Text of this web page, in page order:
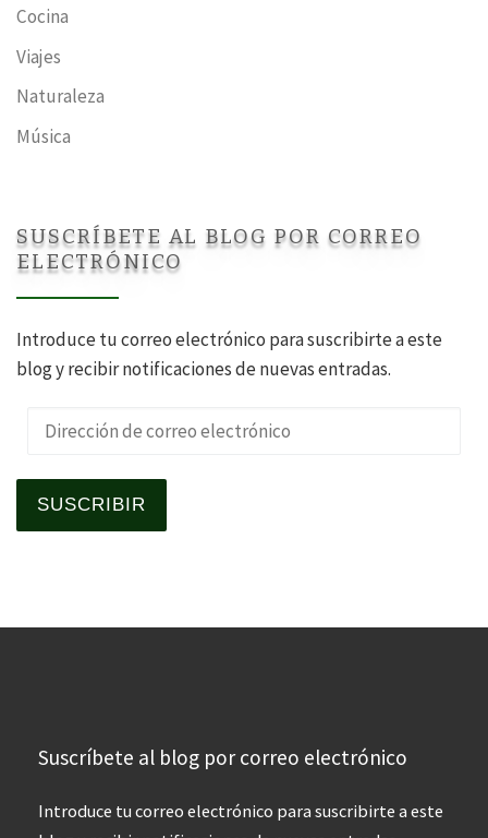
Cocina
Viajes
Naturaleza
Música
SUSCRÍBETE AL BLOG POR CORREO
ELECTRÓNICO
Introduce tu correo electrónico para suscribirte a este
blog y recibir notificaciones de nuevas entradas.
Dirección de correo electrónico
SUSCRIBIR
Suscríbete al blog por correo electrónico
Introduce tu correo electrónico para suscribirte a este